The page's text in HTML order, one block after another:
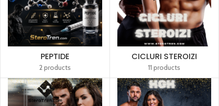
PEPTIDE
2 products
CICLURI STEROIZI
11 products